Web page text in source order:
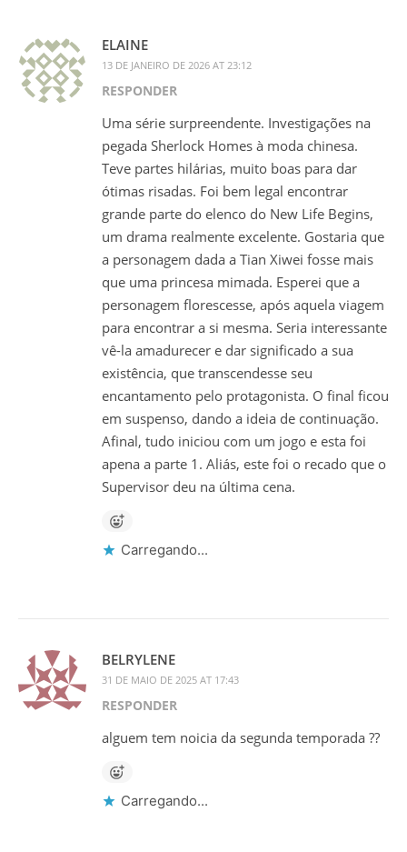
ELAINE
13 DE JANEIRO DE 2026 AT 23:12
RESPONDER
Uma série surpreendente. Investigações na
pegada Sherlock Homes à moda chinesa.
Teve partes hilárias, muito boas para dar
ótimas risadas. Foi bem legal encontrar
grande parte do elenco do New Life Begins,
um drama realmente excelente. Gostaria que
a personagem dada a Tian Xiwei fosse mais
que uma princesa mimada. Esperei que a
personagem florescesse, após aquela viagem
para encontrar a si mesma. Seria interessante
vê-la amadurecer e dar significado a sua
existência, que transcendesse seu
encantamento pelo protagonista. O final ficou
em suspenso, dando a ideia de continuação.
Afinal, tudo iniciou com um jogo e esta foi
apena a parte 1. Aliás, este foi o recado que o
Supervisor deu na última cena.
Carregando...
BELRYLENE
31 DE MAIO DE 2025 AT 17:43
RESPONDER
alguem tem noicia da segunda temporada ??
Carregando...